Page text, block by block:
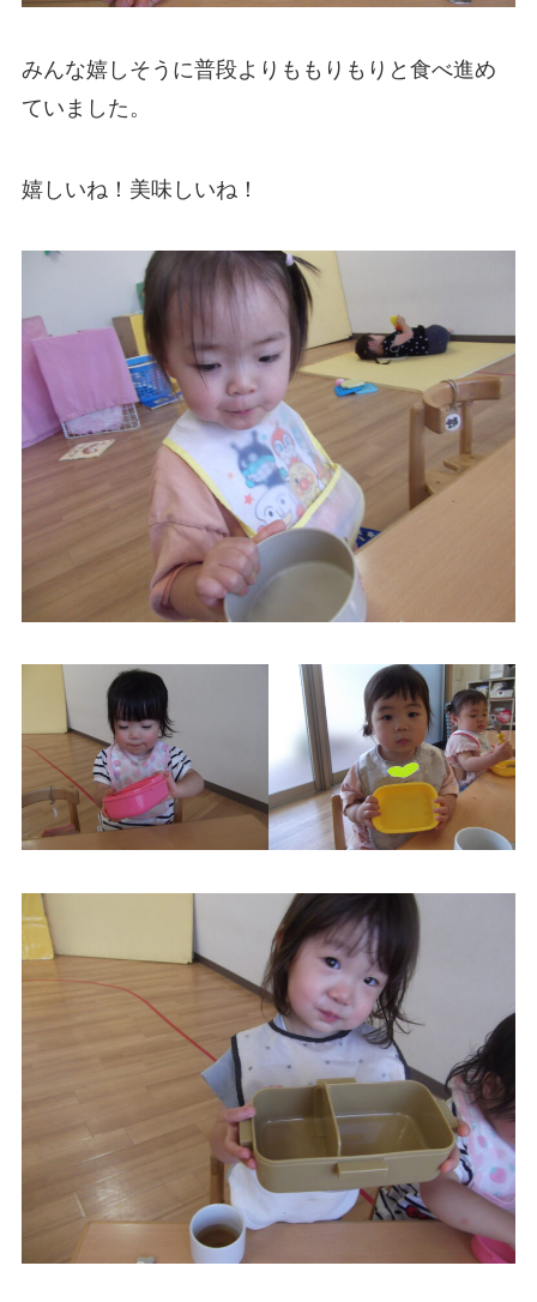
みんな嬉しそうに普段よりももりもりと食べ進め
ていました。
嬉しいね！美味しいね！